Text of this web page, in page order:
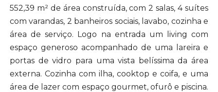
552,39 m² de área construída, com 2 salas, 4 suítes
com varandas, 2 banheiros sociais, lavabo, cozinha e
área de serviço. Logo na entrada um living com
espaço generoso acompanhado de uma lareira e
portas de vidro para uma vista belíssima da área
externa. Cozinha com ilha, cooktop e coifa, e uma
área de lazer com espaço gourmet, ofurô e piscina.